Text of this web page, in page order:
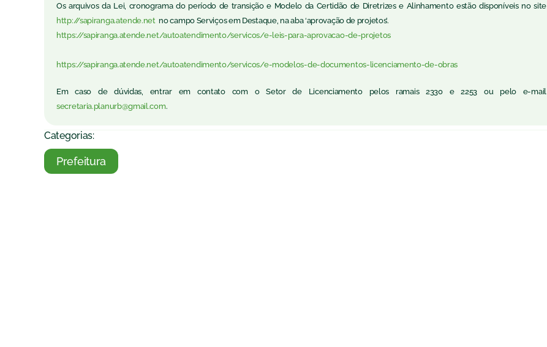
Os arquivos da Lei, cronograma do período de transição e Modelo da Certidão de Diretrizes e Alinhamento estão disponíveis no site
http://sapiranga.atende.net no campo Serviços em Destaque, na aba ‘aprovação de projetos’.
https://sapiranga.atende.net/autoatendimento/servicos/e-leis-para-aprovacao-de-projetos
https://sapiranga.atende.net/autoatendimento/servicos/e-modelos-de-documentos-licenciamento-de-obras
Em caso de dúvidas, entrar em contato com o Setor de Licenciamento pelos ramais 2330 e 2253 ou pelo e-mail
secretaria.planurb@gmail.com.
Categorias:
Prefeitura